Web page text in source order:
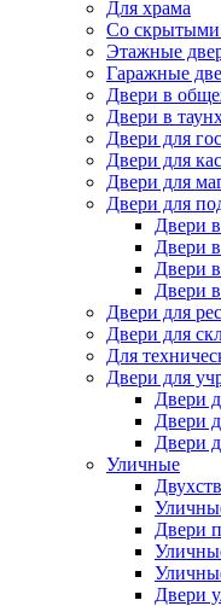
Для храма
Со скрытыми
Этажные
Гаражные
Двери в
Двери в
Двери для
Двери для
Двери для
Двери для
Двери
Двери
Двери
Двери
Двери для
Двери для
Для
Двери для
Двери
Двери
Двери
Уличные
Двери
Двери